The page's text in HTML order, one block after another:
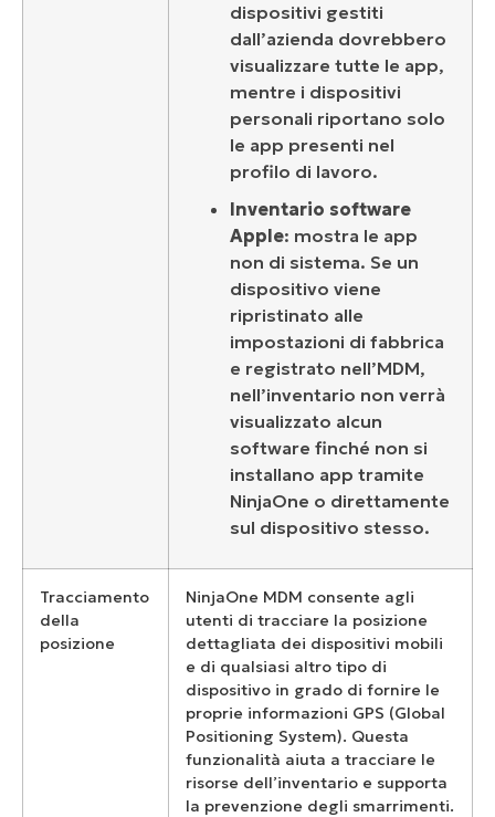
dispositivi gestiti
dall’azienda dovrebbero
visualizzare tutte le app,
mentre i dispositivi
personali riportano solo
le app presenti nel
profilo di lavoro.
Inventario software
Apple: mostra le app
non di sistema. Se un
dispositivo viene
ripristinato alle
impostazioni di fabbrica
e registrato nell’MDM,
nell’inventario non verrà
visualizzato alcun
software finché non si
installano app tramite
NinjaOne o direttamente
sul dispositivo stesso.
Tracciamento
della
posizione
NinjaOne MDM consente agli
utenti di tracciare la posizione
dettagliata dei dispositivi mobili
e di qualsiasi altro tipo di
dispositivo in grado di fornire le
proprie informazioni GPS (Global
Positioning System). Questa
funzionalità aiuta a tracciare le
risorse dell’inventario e supporta
la prevenzione degli smarrimenti.